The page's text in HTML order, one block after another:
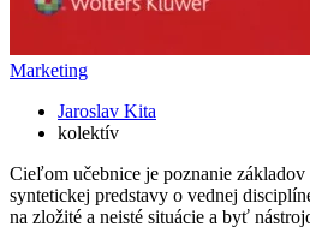
Marketing
Jaroslav Kita
kolektív
Cieľom učebnice je poznanie
syntetickej predstavy o vednej
na zložité a neisté situácie a byť